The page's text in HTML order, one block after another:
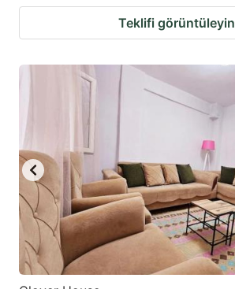
Teklifi görüntüleyin